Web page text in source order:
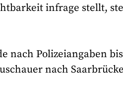
infrage stellt,
nach Polizeiangaben
nach